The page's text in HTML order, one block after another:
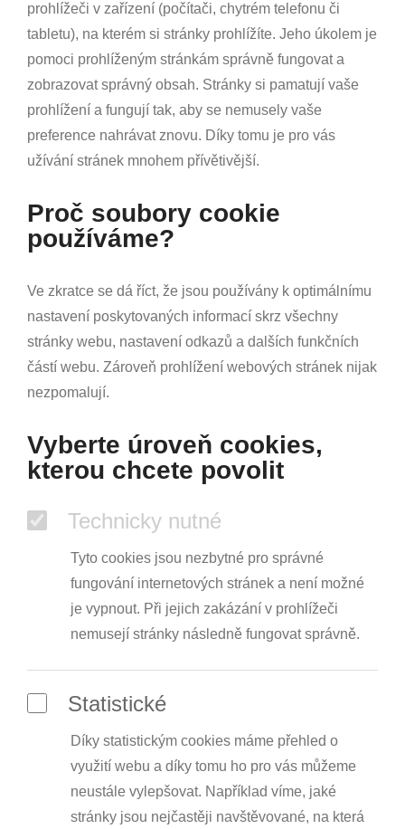
prohlížeči v zařízení (počítači, chytrém telefonu či
tabletu), na kterém si stránky prohlížíte. Jeho úkolem je
pomoci prohlíženým stránkám správně fungovat a
zobrazovat správný obsah. Stránky si pamatují vaše
prohlížení a fungují tak, aby se nemusely vaše
preference nahrávat znovu. Díky tomu je pro vás
užívání stránek mnohem přívětivější.
Proč soubory cookie
používáme?
Ve zkratce se dá říct, že jsou používány k optimálnímu
nastavení poskytovaných informací skrz všechny
stránky webu, nastavení odkazů a dalších funkčních
částí webu. Zároveň prohlížení webových stránek nijak
nezpomalují.
Vyberte úroveň cookies,
kterou chcete povolit
Technicky nutné
Tyto cookies jsou nezbytné pro správné
fungování internetových stránek a není možné
je vypnout. Při jejich zakázání v prohlížeči
nemusejí stránky následně fungovat správně.
Statistické
Díky statistickým cookies máme přehled o
využití webu a díky tomu ho pro vás můžeme
neustále vylepšovat. Například víme, jaké
stránky jsou nejčastěji navštěvované, na která